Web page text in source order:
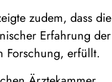
zudem, dass die
Erfahrung der
Forschung, erfüllt.